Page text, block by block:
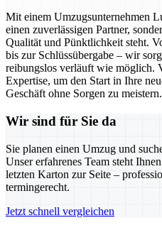
Mit einem Umzugsunternehmen
einen zuverlässigen Partner,
Qualität und Pünktlichkeit steht.
bis zur Schlüssübergabe – wir
reibungslos verläuft wie möglich.
Expertise, um den Start in Ihre
Geschäft ohne Sorgen zu meistern.
Wir sind für Sie da
Sie planen einen Umzug und
Unser erfahrenes Team steht
letzten Karton zur Seite –
termingerecht.
Jetzt schnell vergleichen